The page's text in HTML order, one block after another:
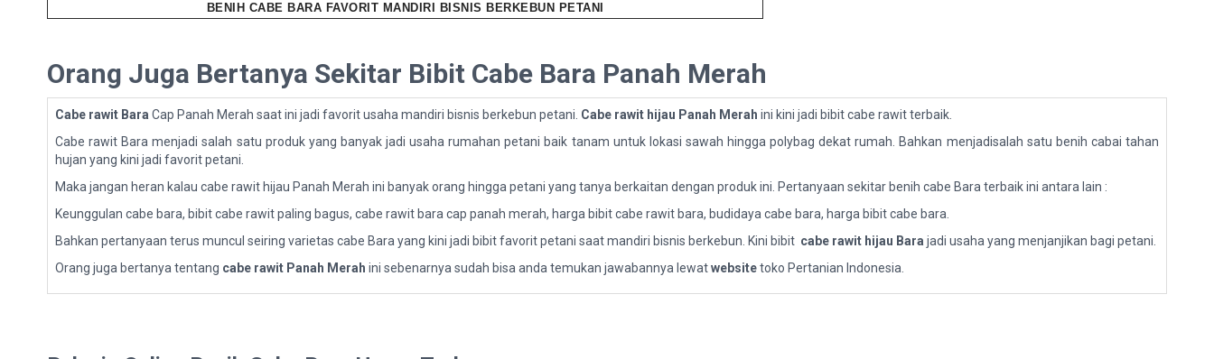
BENIH CABE BARA FAVORIT MANDIRI BISNIS BERKEBUN PETANI
Orang Juga Bertanya Sekitar Bibit Cabe Bara Panah Merah
Cabe rawit Bara Cap Panah Merah saat ini jadi favorit usaha mandiri bisnis berkebun petani. Cabe rawit hijau Panah Merah ini kini jadi bibit cabe rawit terbaik.
Cabe rawit Bara menjadi salah satu produk yang banyak jadi usaha rumahan petani baik tanam untuk lokasi sawah hingga polybag dekat rumah. Bahkan menjadisalah satu benih cabai tahan
hujan yang kini jadi favorit petani.
Maka jangan heran kalau cabe rawit hijau Panah Merah ini banyak orang hingga petani yang tanya berkaitan dengan produk ini. Pertanyaan sekitar benih cabe Bara terbaik ini antara lain :
Keunggulan cabe bara, bibit cabe rawit paling bagus, cabe rawit bara cap panah merah, harga bibit cabe rawit bara, budidaya cabe bara, harga bibit cabe bara.
Bahkan pertanyaan terus muncul seiring varietas cabe Bara yang kini jadi bibit favorit petani saat mandiri bisnis berkebun. Kini bibit cabe rawit hijau Bara jadi usaha yang menjanjikan bagi petani.
Orang juga bertanya tentang cabe rawit Panah Merah ini sebenarnya sudah bisa anda temukan jawabannya lewatwebsitetoko Pertanian Indonesia.